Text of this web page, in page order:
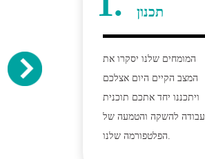
תכנון
המומחים שלנו יסקרו את
המצב הקיים היום אצלכם
ויתכננו יחד אתכם תוכנית
עבודה להשקה והטמעה של